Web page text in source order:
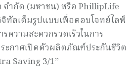
ำกัด (มหาชน) หรือ PhillipLife
ทัลเต็มรูปแบบเพื่อตอบโจทย์ไลฟ์
ความสะดวกรวดเร็วในการ
ะกาศเปิดตัวผลิตภัณฑ์ประกันชีวิต
Saving 3/1”